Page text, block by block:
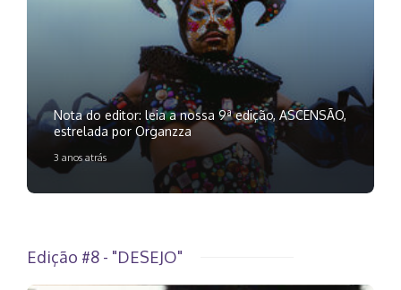
Nota do editor: leia a nossa 9ª edição, ASCENSÃO,
estrelada por Organzza
3 anos atrás
Edição #8 - "DESEJO"